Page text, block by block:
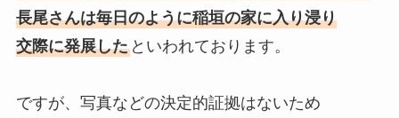
長尾さんは毎日のように稲垣の家に入り浸り
交際に発展したといわれております。
ですが、写真などの決定的証拠はないため